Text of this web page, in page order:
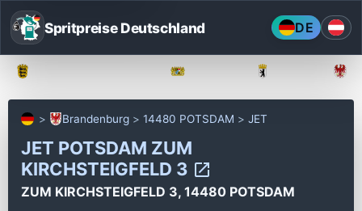
Spritpreise Deutschland DE
Brandenburg 14480 POTSDAM JET
JET POTSDAM ZUM
KIRCHSTEIGFELD 3
ZUM KIRCHSTEIGFELD 3, 14480 POTSDAM